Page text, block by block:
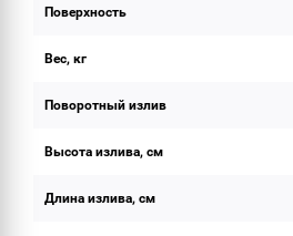
Поверхность
Вес, кг
Поворотный излив
Высота излива, см
Длина излива, см